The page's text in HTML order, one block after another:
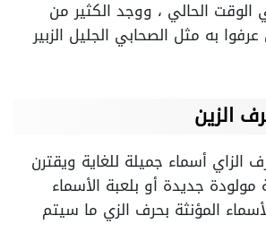
الحالي ، ووجد الكثير من
عرفوا به مثل الصحابي الجليل الزبير
الزين
الزاي أسماء جميلة للغاية ويقترن
جديدة أو بلعبة الأسماء
المؤنثة بحرف الزي ما سيتم